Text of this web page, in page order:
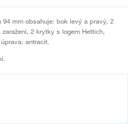
mm obsahuje: bok levý a pravý, 2
2 krytky s logem Hettich,
antracit.